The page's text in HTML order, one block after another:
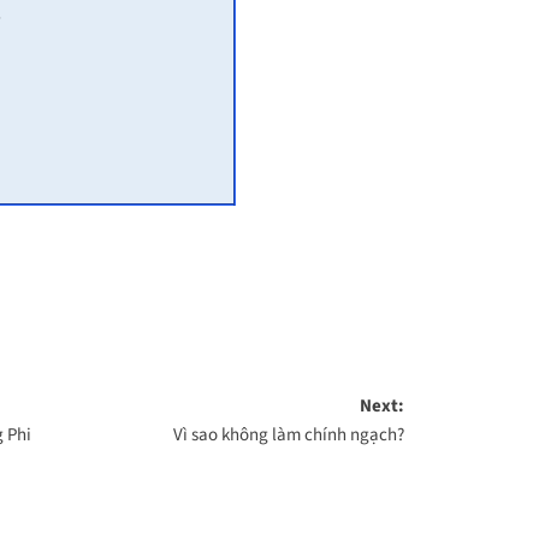
Phi
Next:
Vì sao không làm chính ngạch?